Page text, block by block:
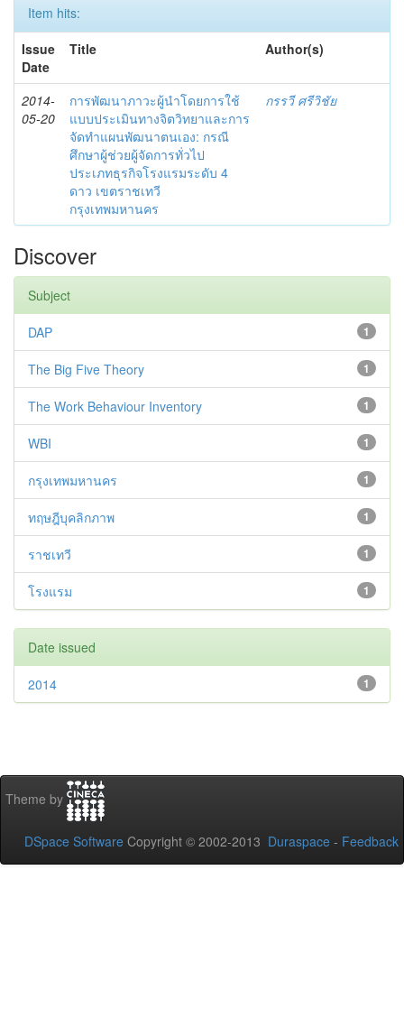
Item hits:
Issue
Date
Title Author(s)
2014-
05-20
การพัฒนาภาวะผู้นำโดยการใช้
แบบประเมินทางจิตวิทยาและการ
จัดทำแผนพัฒนาตนเอง: กรณี
ศึกษาผู้ช่วยผู้จัดการทั่วไป
ประเภทธุรกิจโรงแรมระดับ 4
ดาว เขตราชเทวี
กรุงเทพมหานคร
กรรวี ศรีวิชัย
Discover
Subject
1
DAP
1
The Big Five Theory
1
The Work Behaviour Inventory
1
WBI
1
กรุงเทพมหานคร
1
ทฤษฎีบุคลิกภาพ
1
ราชเทวี
1
โรงแรม
Date issued
1
2014
Theme by
DSpace Software Copyright © 2002-2013 Duraspace - Feedback